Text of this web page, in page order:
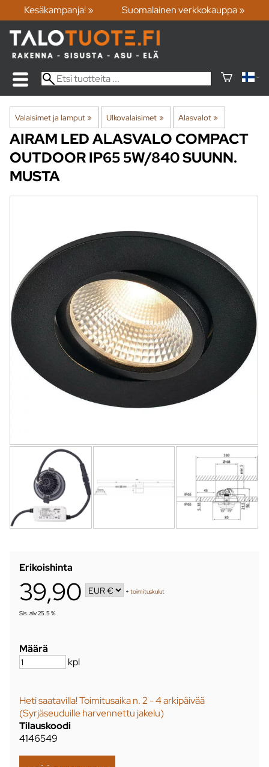
Kesäkampanja! » Suomalainen verkkokauppa »
Valaisimet ja lamput‪» Ulkovalaisimet ‪» Alasvalot‪»
AIRAM LED ALASVALO COMPACT
OUTDOOR IP65 5W/840 SUUNN.
MUSTA
Erikoishinta
39,90 +toimituskulut
Sis. alv 25.5 %
Määrä
kpl
Heti saatavilla! Toimitusaika n. 2 - 4 arkipäivää
(Syrjäseuduille harvennettu jakelu)
Tilauskoodi
4146549